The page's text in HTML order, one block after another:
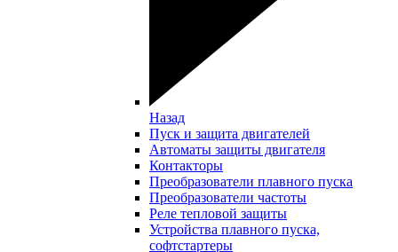
Назад
Пуск и защита двигателей
Автоматы защиты двигателя
Контакторы
Преобразователи плавного пуска
Преобразователи частоты
Реле тепловой защиты
Устройства плавного пуска,
софтстартеры